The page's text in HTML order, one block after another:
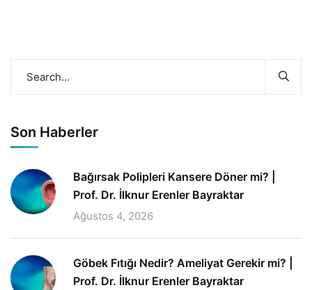
Son Haberler
Bağırsak Polipleri Kansere Döner mi? |
Prof. Dr. İlknur Erenler Bayraktar
Ağustos 4, 2026
Göbek Fıtığı Nedir? Ameliyat Gerekir mi? |
Prof. Dr. İlknur Erenler Bayraktar